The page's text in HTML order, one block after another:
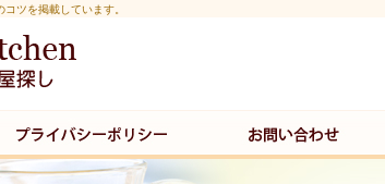
ツを掲載しています。